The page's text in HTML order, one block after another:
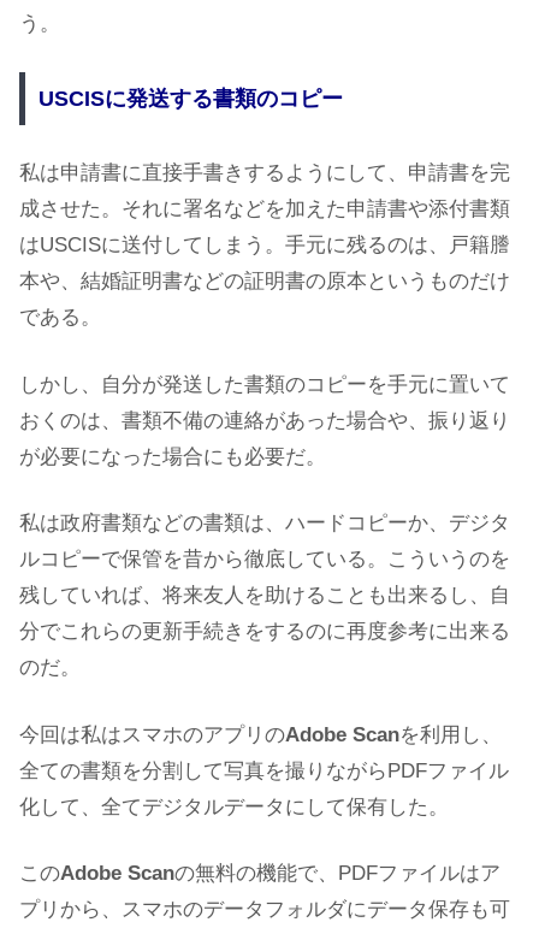
う。
USCISに発送する書類のコピー
私は申請書に直接手書きするようにして、申請書を完
成させた。それに署名などを加えた申請書や添付書類
はUSCISに送付してしまう。手元に残るのは、戸籍謄
本や、結婚証明書などの証明書の原本というものだけ
である。
しかし、自分が発送した書類のコピーを手元に置いて
おくのは、書類不備の連絡があった場合や、振り返り
が必要になった場合にも必要だ。
私は政府書類などの書類は、ハードコピーか、デジタ
ルコピーで保管を昔から徹底している。こういうのを
残していれば、将来友人を助けることも出来るし、自
分でこれらの更新手続きをするのに再度参考に出来る
のだ。
今回は私はスマホのアプリのAdobe Scanを利用し、
全ての書類を分割して写真を撮りながらPDFファイル
化して、全てデジタルデータにして保有した。
このAdobe Scanの無料の機能で、PDFファイルはア
プリから、スマホのデータフォルダにデータ保存も可